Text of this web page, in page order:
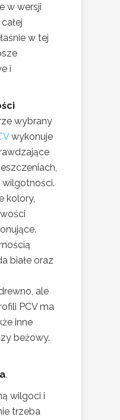
w wersji
w tej
i
wybrany
wykonuje
wilgotności.
kolory,
białe oraz
ale
PCV ma
inne
beżowy.
.
wilgoci i
trzeba